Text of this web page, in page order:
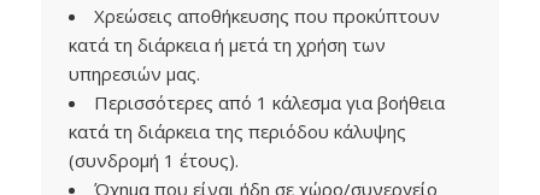
Χρεώσεις αποθήκευσης που προκύπτουν
κατά τη διάρκεια ή μετά τη χρήση των
υπηρεσιών μας.
Περισσότερες από 1 κάλεσμα για βοήθεια
κατά τη διάρκεια της περιόδου κάλυψης
(συνδρομή 1 έτους).
Όχημα που είναι ήδη σε χώρο/συνεργείο